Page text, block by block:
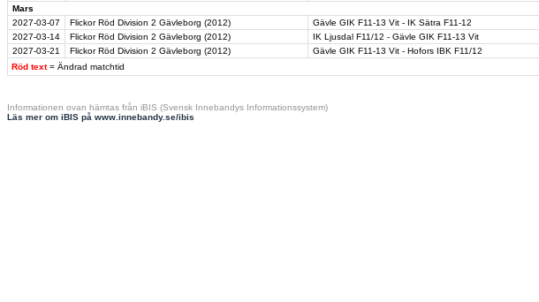
Röd text = Ändrad matchtid
Mars
2027-03-07
Flickor Röd Division 2 Gävleborg (2012) Gävle GIK F11-13 Vit - IK Sätra F11-12
2027-03-14
Flickor Röd Division 2 Gävleborg (2012) IK Ljusdal F11/12 - Gävle GIK F11-13 Vit
2027-03-21
Flickor Röd Division 2 Gävleborg (2012) Gävle GIK F11-13 Vit - Hofors IBK F11/12
Informationen ovan hämtas från iBIS (Svensk Innebandys Informationssystem)
Läs mer om iBIS på www.innebandy.se/ibis